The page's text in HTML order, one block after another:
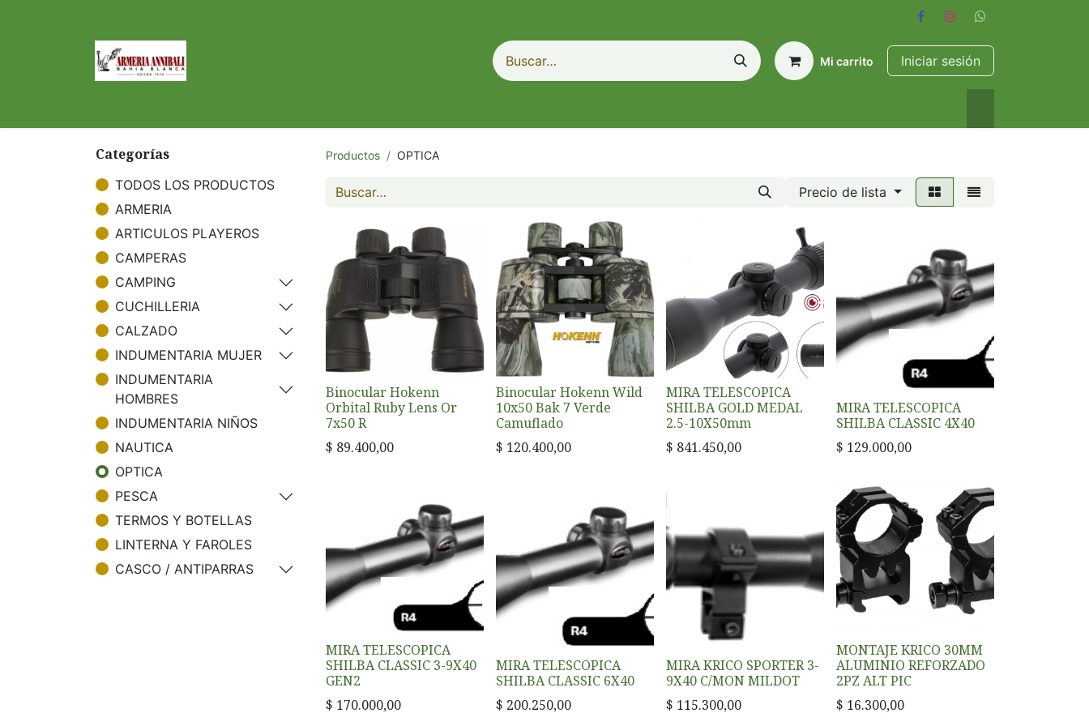
Mi carrito Iniciar sesión
Categorías
TODOS LOS PRODUCTOS
ARMERIA
ARTICULOS PLAYEROS
CAMPERAS
CAMPING
CUCHILLERIA
CALZADO
INDUMENTARIA MUJER
INDUMENTARIA
HOMBRES
INDUMENTARIA NIÑOS
NAUTICA
OPTICA
PESCA
TERMOS Y BOTELLAS
LINTERNA Y FAROLES
CASCO / ANTIPARRAS
Productos OPTICA
Precio de lista
Binocular Hokenn
Orbital Ruby Lens Or
7x50 R
$ 89.400,00
Binocular Hokenn Wild
10x50 Bak 7 Verde
Camuflado
$ 120.400,00
MIRA TELESCOPICA
SHILBA GOLD MEDAL
2.5-10X50mm
$ 841.450,00
MIRA TELESCOPICA
SHILBA CLASSIC 4X40
$ 129.000,00
MIRA TELESCOPICA
SHILBA CLASSIC 3-9X40
GEN2
$ 170.000,00
MIRA TELESCOPICA
SHILBA CLASSIC 6X40
$ 200.250,00
MIRA KRICO SPORTER 3-
9X40 C/MON MILDOT
$ 115.300,00
MONTAJE KRICO 30MM
ALUMINIO REFORZADO
2PZ ALT PIC
$ 16.300,00